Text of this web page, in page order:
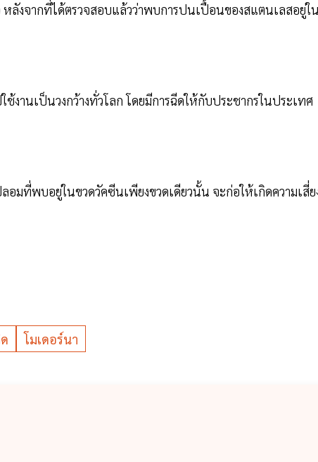
ลังจากที่ได้ตรวจสอบแล้วว่าพบการปนเปื้อนของสแตนเลสอยู่ใ
านเป็นวงกว้างทั่วโลก โดยมีการฉีดให้กับประชากรในประเทศ
มที่พบอยู่ในขวดวัคซีนเพียงขวดเดียวนั้น จะก่อให้เกิดความเสี่ย
โมเดอร์นา